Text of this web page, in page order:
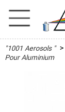
"1001 Aerosols ">
Pour Aluminium
ACTIVITES